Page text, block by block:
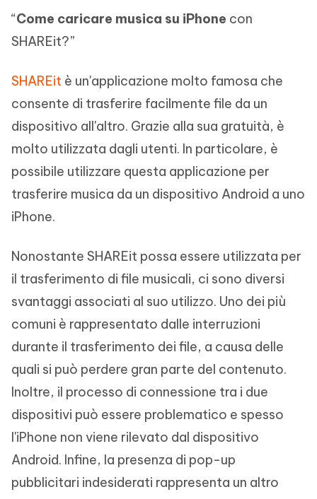
“Come caricare musica su iPhone con
SHAREit?”
SHAREit è un'applicazione molto famosa che
consente di trasferire facilmente file da un
dispositivo all'altro. Grazie alla sua gratuità, è
molto utilizzata dagli utenti. In particolare, è
possibile utilizzare questa applicazione per
trasferire musica da un dispositivo Android a uno
iPhone.
Nonostante SHAREit possa essere utilizzata per
il trasferimento di file musicali, ci sono diversi
svantaggi associati al suo utilizzo. Uno dei più
comuni è rappresentato dalle interruzioni
durante il trasferimento dei file, a causa delle
quali si può perdere gran parte del contenuto.
Inoltre, il processo di connessione tra i due
dispositivi può essere problematico e spesso
l'iPhone non viene rilevato dal dispositivo
Android. Infine, la presenza di pop-up
pubblicitari indesiderati rappresenta un altro